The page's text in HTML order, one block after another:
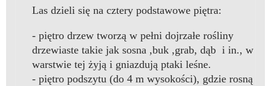
Las dzieli się na cztery podstawowe piętra:
- piętro drzew tworzą w pełni dojrzałe rośliny
drzewiaste takie jak sosna ,buk ,grab, dąb i in., w
warstwie tej żyją i gniazdują ptaki leśne.
- piętro podszytu (do 4 m wysokości), gdzie rosną